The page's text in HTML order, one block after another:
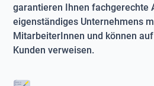
garantieren Ihnen fachgerechte
eigenständiges Unternehmens
MitarbeiterInnen und können
Kunden verweisen.